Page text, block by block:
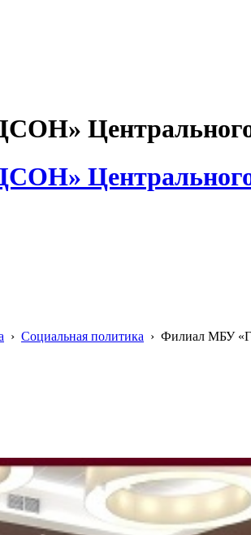
Центрального
Центрального
› Социальная политика › Филиал МБУ